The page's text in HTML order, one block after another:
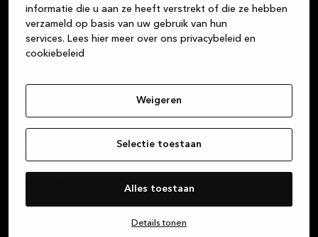
informatie die u aan ze heeft verstrekt of die ze hebben
verzameld op basis van uw gebruik van hun
services. Lees hier meer over ons privacybeleid en
cookiebeleid
Weigeren
Selectie toestaan
Alles toestaan
Details tonen
het centrum van je leven. Wij zijn je betrouwbare
partner voor prachtige, hoogwaardige Deense
designproducten in duurzame materialen, of je nu op
zoek bent naar een keuken, badkamer of maatkast.
een van onze winkels binnenstapt tot het moment
Over Kvik